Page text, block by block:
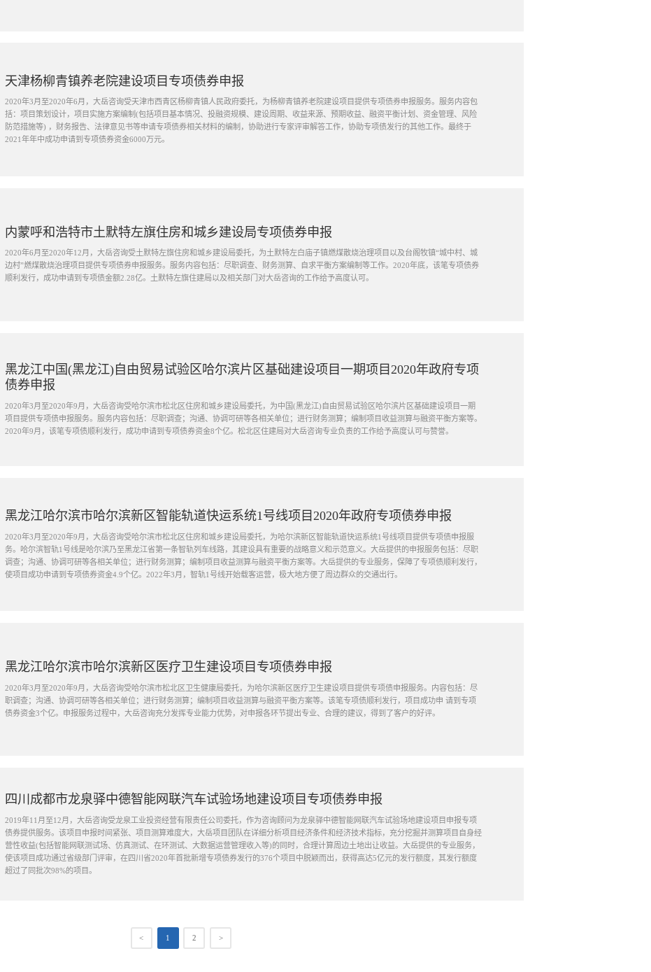
天津杨柳青镇养老院建设项目专项债券申报
2020年3月至2020年6月，大岳咨询受天津市西青区杨柳青镇人民政府委托，为杨柳青镇养老院建设项目提供专项债券申报服务。服务内容包
括：项目策划设计，项目实施方案编制(包括项目基本情况、投融资规模、建设周期、收益来源、预期收益、融资平衡计划、资金管理、风险
防范措施等) ，财务报告、法律意见书等申请专项债券相关材料的编制，协助进行专家评审解答工作，协助专项债发行的其他工作。最终于
2021年年中成功申请到专项债券资金6000万元。
内蒙呼和浩特市土默特左旗住房和城乡建设局专项债券申报
2020年6月至2020年12月，大岳咨询受土默特左旗住房和城乡建设局委托，为土默特左白庙子镇燃煤散烧治理项目以及台阁牧镇“城中村、城
边村”燃煤散烧治理项目提供专项债券申报服务。服务内容包括：尽职调查、财务测算、自求平衡方案编制等工作。2020年底，该笔专项债券
顺利发行，成功申请到专项债金额2.28亿。土默特左旗住建局以及相关部门对大岳咨询的工作给予高度认可。
黑龙江中国(黑龙江)自由贸易试验区哈尔滨片区基础建设项目一期项目2020年政府专项
债券申报
2020年3月至2020年9月，大岳咨询受哈尔滨市松北区住房和城乡建设局委托，为中国(黑龙江)自由贸易试验区哈尔滨片区基础建设项目一期
项目提供专项债申报服务。服务内容包括：尽职调查；沟通、协调可研等各相关单位；进行财务测算；编制项目收益测算与融资平衡方案等。
2020年9月，该笔专项债顺利发行，成功申请到专项债券资金8个亿。松北区住建局对大岳咨询专业负责的工作给予高度认可与赞誉。
黑龙江哈尔滨市哈尔滨新区智能轨道快运系统1号线项目2020年政府专项债券申报
2020年3月至2020年9月，大岳咨询受哈尔滨市松北区住房和城乡建设局委托，为哈尔滨新区智能轨道快运系统1号线项目提供专项债申报服
务。哈尔滨智轨1号线是哈尔滨乃至黑龙江省第一条智轨列车线路，其建设具有重要的战略意义和示范意义。大岳提供的申报服务包括：尽职
调查；沟通、协调可研等各相关单位；进行财务测算；编制项目收益测算与融资平衡方案等。大岳提供的专业服务，保障了专项债顺利发行，
使项目成功申请到专项债券资金4.9个亿。2022年3月，智轨1号线开始载客运营，极大地方便了周边群众的交通出行。
黑龙江哈尔滨市哈尔滨新区医疗卫生建设项目专项债券申报
2020年3月至2020年9月，大岳咨询受哈尔滨市松北区卫生健康局委托，为哈尔滨新区医疗卫生建设项目提供专项债申报服务。内容包括：尽
职调查；沟通、协调可研等各相关单位；进行财务测算；编制项目收益测算与融资平衡方案等。该笔专项债顺利发行，项目成功申 请到专项
债券资金3个亿。申报服务过程中，大岳咨询充分发挥专业能力优势，对申报各环节提出专业、合理的建议，得到了客户的好评。
四川成都市龙泉驿中德智能网联汽车试验场地建设项目专项债券申报
2019年11月至12月，大岳咨询受龙泉工业投资经营有限责任公司委托，作为咨询顾问为龙泉驿中德智能网联汽车试验场地建设项目申报专项
债券提供服务。该项目申报时间紧张、项目测算难度大，大岳项目团队在详细分析项目经济条件和经济技术指标，充分挖掘并测算项目自身经
营性收益(包括智能网联测试场、仿真测试、在环测试、大数据运营管理收入等)的同时，合理计算周边土地出让收益。大岳提供的专业服务，
使该项目成功通过省级部门评审，在四川省2020年首批新增专项债券发行的376个项目中脱颖而出，获得高达5亿元的发行额度，其发行额度
超过了同批次98%的项目。
< 1 2 >